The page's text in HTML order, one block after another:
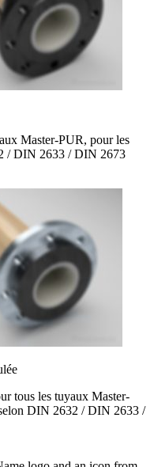
Master-PUR, pour les
/ DIN 2633 / DIN 2673
tous les tuyaux Master-
DIN 2632 / DIN 2633 /